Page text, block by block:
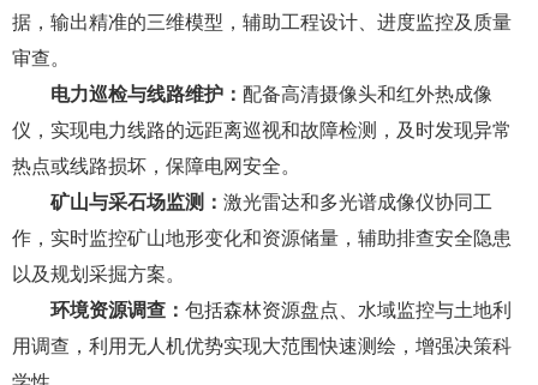
据，输出精准的三维模型，辅助工程设计、进度监控及质量
审查。
电力巡检与线路维护： 配备高清摄像头和红外热成像
仪，实现电力线路的远距离巡视和故障检测，及时发现异常
热点或线路损坏，保障电网安全。
矿山与采石场监测： 激光雷达和多光谱成像仪协同工
作，实时监控矿山地形变化和资源储量，辅助排查安全隐患
以及规划采掘方案。
环境资源调查： 包括森林资源盘点、水域监控与土地利
用调查，利用无人机优势实现大范围快速测绘，增强决策科